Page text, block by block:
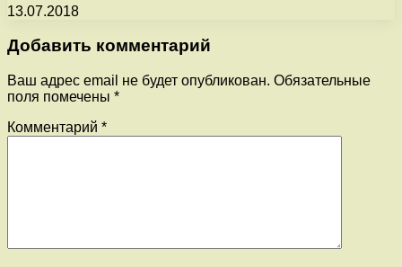
13.07.2018
Добавить комментарий
Ваш адрес email не будет опубликован. Обязательные
поля помечены *
Комментарий *